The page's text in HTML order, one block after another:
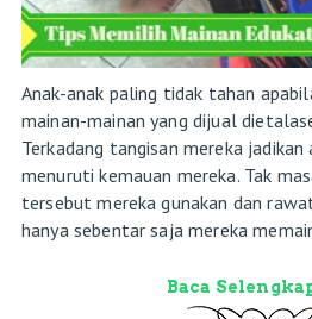
Anak-anak paling tidak tahan
mainan-mainan yang dijual
Terkadang tangisan mereka
menuruti kemauan mereka. Tak
tersebut mereka gunakan dan
hanya sebentar saja mereka
Baca